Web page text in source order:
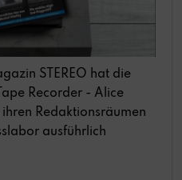
STEREO hat die
Recorder - Alice
Redaktionsräumen
ausführlich